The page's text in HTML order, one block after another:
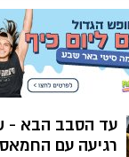
עד הסבב הבא -
רגיעה עם החמאס